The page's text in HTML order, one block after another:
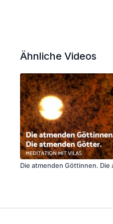
Ähnliche Videos
Die atmenden Göttinnen. Die